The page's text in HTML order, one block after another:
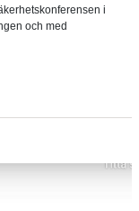
i
och med